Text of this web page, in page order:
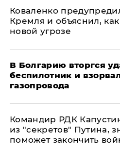
Коваленко
Кремля и объяснил, как
новой угрозе
В Болгарию вторгся
беспилотник и
газопровода
Командир РДК
из "секретов" Путина,
поможет закончить